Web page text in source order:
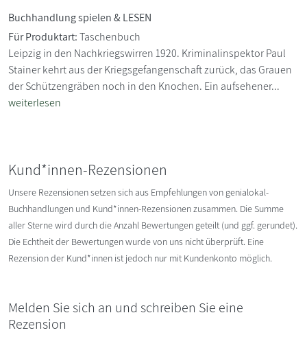
Buchhandlung spielen & LESEN
Für Produktart:Taschenbuch
Leipzig in den Nachkriegswirren 1920. Kriminalinspektor Paul
Stainer kehrt aus der Kriegsgefangenschaft zurück, das Grauen
der Schützengräben noch in den Knochen. Ein aufsehener...
weiterlesen
Kund*innen-Rezensionen
Unsere Rezensionen setzen sich aus Empfehlungen von genialokal-
Buchhandlungen und Kund*innen-Rezensionen zusammen. Die Summe
aller Sterne wird durch die Anzahl Bewertungen geteilt (und ggf. gerundet).
Die Echtheit der Bewertungen wurde von uns nicht überprüft. Eine
Rezension der Kund*innen ist jedoch nur mit Kundenkonto möglich.
Melden Sie sich an und schreiben Sie eine
Rezension